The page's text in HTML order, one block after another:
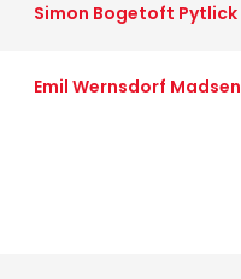
Simon Bogetoft Pytlick
Emil Wernsdorf Madsen